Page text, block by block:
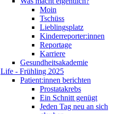
Moin
Tschüss
Lieblingsplatz
Kinderreporter:innen
Reportage
Karriere
Gesundheitsakademie
Life - Frühling 2025
Patient:innen berichten
Prostatakrebs
Ein Schnitt genügt
Jeden Tag neu an sich